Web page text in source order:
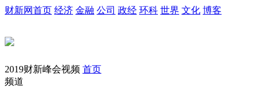
财新网首页 经济 金融 公司 政经 环科 世界 文化 博客
2019财新峰会视频 首页
频道